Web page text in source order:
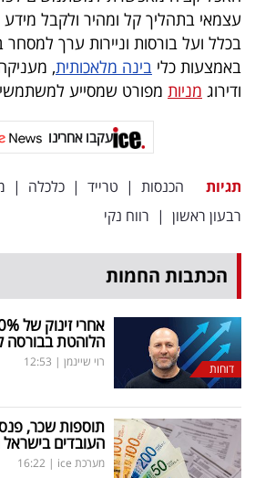
פרסמו
באייס
עקבו
עצמאי בתהליך קל ומהיר ולקבל
בכלל ועל בורסות וניירות ערך
באמצעות כלי בינה מלאכותית,
ודירוג מניות מפורט שמסייע
עקבו אחרינו
תגיות הכנסות | טרייד | כלכלה |
רבעון ראשון | רווח נקי
הכתבות החמות
דוחות
אחרי זינוק של 1,100%
הלוהטת בבורסה
רוי שיינמן |
12:53
תוספות שכר,
העובדים בישראל
מערכת ice |
16:22